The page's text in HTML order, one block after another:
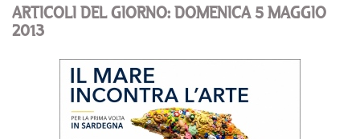
ARTICOLI DEL GIORNO: DOMENICA 5 MAGGIO
2013